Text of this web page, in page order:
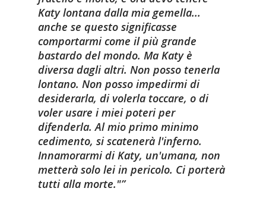
Katy lontana dalla mia gemella...
anche se questo significasse
comportarmi come il più grande
bastardo del mondo. Ma Katy è
diversa dagli altri. Non posso tenerla
lontano. Non posso impedirmi di
desiderarla, di volerla toccare, o di
voler usare i miei poteri per
difenderla. Al mio primo minimo
cedimento, si scatenerà l'inferno.
Innamorarmi di Katy, un'umana, non
metterà solo lei in pericolo. Ci porterà
tutti alla morte."